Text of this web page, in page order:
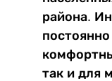
района.
так и для